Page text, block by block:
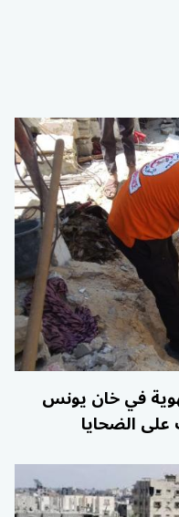
في خان يونس
الضحايا